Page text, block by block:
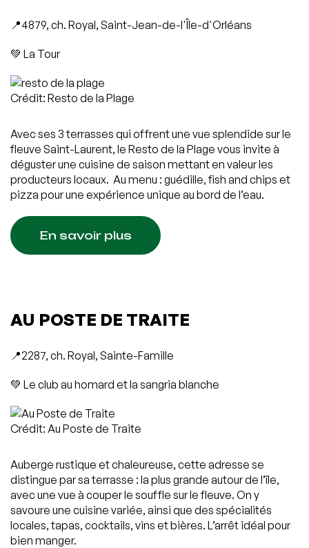
📍4879, ch. Royal, Saint-Jean-de-l'Île-d'Orléans
💚 La Tour
Crédit: Resto de la Plage
Avec ses 3 terrasses qui offrent une vue splendide sur le
fleuve Saint-Laurent, le Resto de la Plage vous invite à
déguster une cuisine de saison mettant en valeur les
producteurs locaux. Au menu : guédille, fish and chips et
pizza pour une expérience unique au bord de l’eau.
En savoir plus
AU POSTE DE TRAITE
📍2287, ch. Royal, Sainte-Famille
💚 Le club au homard et la sangria blanche
Crédit: Au Poste de Traite
Auberge rustique et chaleureuse, cette adresse se
distingue par sa terrasse : la plus grande autour de l’île,
avec une vue à couper le souffle sur le fleuve. On y
savoure une cuisine variée, ainsi que des spécialités
locales, tapas, cocktails, vins et bières. L’arrêt idéal pour
bien manger.